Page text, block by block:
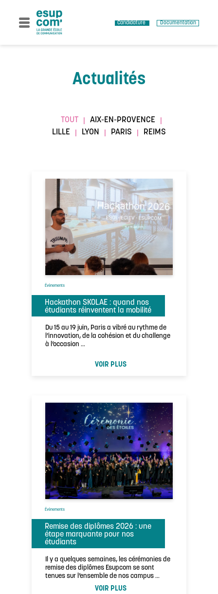
content
Candidature Documentation
Actualités
TOUT AIX-EN-PROVENCE
LILLE
LYON PARIS REIMS
Évènements
Hackathon SKOLAE : quand nos
étudiants réinventent la mobilité
Du 15 au 19 juin, Paris a vibré au rythme de
l’innovation, de la cohésion et du challenge
à l’occasion …
VOIR PLUS
Évènements
Remise des diplômes 2026 : une
étape marquante pour nos
étudiants
Il y a quelques semaines, les cérémonies de
remise des diplômes Esupcom se sont
tenues sur l’ensemble de nos campus …
VOIR PLUS